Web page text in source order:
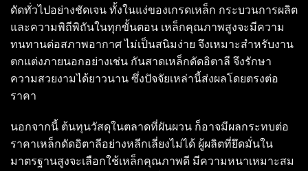
ดัดทั่วไปอย่างชัดเจน ทั้งในแง่ของเกรดเหล็ก กระบวนการผลิต
และความพิถีพิถันในทุกขั้นตอน เหล็กคุณภาพสูงจะมีความ
ทนทานต่อสภาพอากาศ ไม่เป็นสนิมง่าย จึงเหมาะสำหรับงาน
ตกแต่งภายนอกอย่างเช่น กันสาดเหล็กดัดอิตาลี จึงรักษา
ความสวยงามได้ยาวนาน ซึ่งปัจจัยเหล่านี้ส่งผลโดยตรงต่อ
ราคา
นอกจากนี้ ต้นทุนวัสดุในตลาดที่ผันผวน ก็อาจมีผลกระทบต่อ
ราคาเหล็กดัดอิตาลีอย่างหลีกเลี่ยงไม่ได้ ผู้ผลิตที่ยึดมั่นใน
มาตรฐานสูงจะเลือกใช้เหล็กคุณภาพดี มีความหนาเหมาะสม